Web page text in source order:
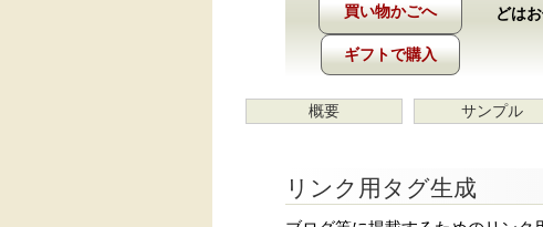
ギフトで購入
どは
概要 サンプル
リンク用タグ生成